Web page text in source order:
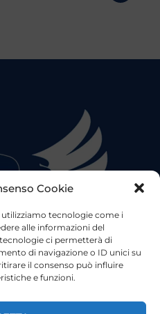
Cookie
tecnologie come i
alle informazioni del
ci permetterà di
di navigazione o ID unici su
il consenso può influire
e funzioni.
Lazio Live TV